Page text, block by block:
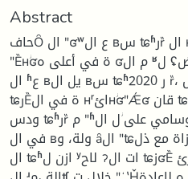
Abstract
حافȎ ال ʺʛʷع ال ʙس ʨʱرȑ ال ʜʳائȑʛ على م Ȟانة الإدارة ال
ʺȄʜؗʛة في أعلى ه ʛم ال ʶل ʢة ض
ال ʱع ʙيل ال ʙس ʨʱر 2020 ȑ، واس ʛʺʱار ت ʺʱع رئʝॽ ال ʳʺه
ʨرȄة في ال ʜʳائʜؗʛʺǼʛ قان ʨني
ودس ʨʱرȑ م ʺʱاز وسامي على ؗل ال ʺʕس ʶات ال ʙس ʨʱرȄة
في ال ʙولة، و ȃال ʺʨازاة مع ذلʥ سعى
ال ʨʱازن ل ʸلاح ॽات ال ʨزʛȄ الأول أو رئʝॽ ال ʨȞʴمة حʖʶ